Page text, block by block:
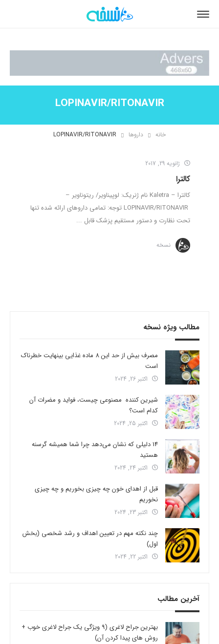
LOPINAVIR/RITONAVIR
خانه داروها LOPINAVIR/RITONAVIR
ژانویه 29, 2017
کالترا
کالترا – Kaletra نام ژنریک: لوپیناویر/ ریتوناویر –
LOPINAVIR/RITONAVIR توجه: تمامی داروهای ارائه شده تنها
تحت نظارت و دستور مستقیم پزشک قابل ...
نسخه
مطالب ویژه نسخه
مصرف بیش از حد این 8 ماده غذایی بینهایت خطرناک
است
اکتبر 26, 2024
شیرین کننده مصنوعی چیست، فواید و مضرات آن
کدام است؟
اکتبر 25, 2024
14 دلیلی که نشان می‌دهد چرا شما همیشه گرسنه
هستید
اکتبر 24, 2024
قبل از اهدای خون چه چیزی بخوریم و چه چیزی
نخوریم
اکتبر 23, 2024
چند نکته مهم در تعیین اهداف و رشد شخصی (بخش
اول)
اکتبر 22, 2024
آخرین مطالب
بهترین جراح لاغری (9 ویژگی یک جراح لاغری خوب +
روش های پیدا کردن آن)